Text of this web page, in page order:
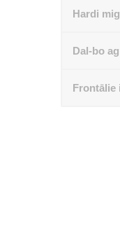
Hardi
Dal-bo
Frontālie